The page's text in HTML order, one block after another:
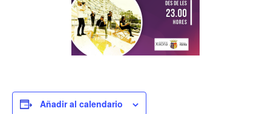
Añadir al calendario